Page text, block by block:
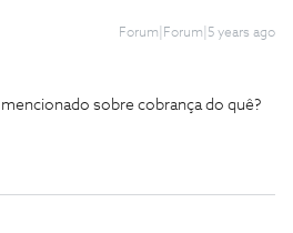
Forum|Forum|5 years ago
sobre cobrança do quê?